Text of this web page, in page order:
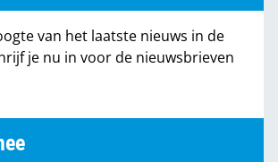
van het laatste nieuws in de
je nu in voor de nieuwsbrieven